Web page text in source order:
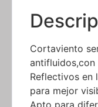
Cortaviento
antifluidos,con
Reflectivos en
para mejor